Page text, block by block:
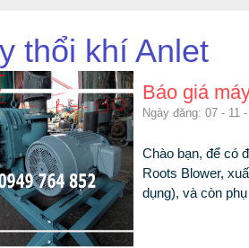
thổi khí Anlet
Báo giá
Ngày đăng: 07 - 11
Chào bạn, để có
Roots Blower,
dụng), và còn